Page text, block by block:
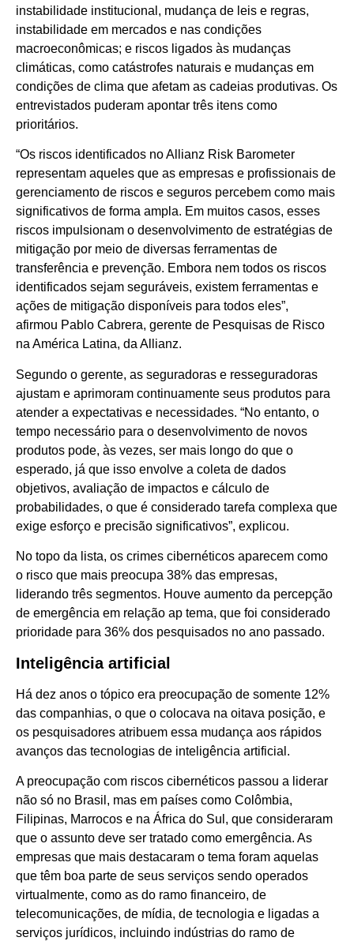
instabilidade institucional, mudança de leis e regras,
instabilidade em mercados e nas condições
macroeconômicas; e riscos ligados às mudanças
climáticas, como catástrofes naturais e mudanças em
condições de clima que afetam as cadeias produtivas. Os
entrevistados puderam apontar três itens como
prioritários.
“Os riscos identificados no Allianz Risk Barometer
representam aqueles que as empresas e profissionais de
gerenciamento de riscos e seguros percebem como mais
significativos de forma ampla. Em muitos casos, esses
riscos impulsionam o desenvolvimento de estratégias de
mitigação por meio de diversas ferramentas de
transferência e prevenção. Embora nem todos os riscos
identificados sejam seguráveis, existem ferramentas e
ações de mitigação disponíveis para todos eles”,
afirmou Pablo Cabrera, gerente de Pesquisas de Risco
na América Latina, da Allianz.
Segundo o gerente, as seguradoras e resseguradoras
ajustam e aprimoram continuamente seus produtos para
atender a expectativas e necessidades. “No entanto, o
tempo necessário para o desenvolvimento de novos
produtos pode, às vezes, ser mais longo do que o
esperado, já que isso envolve a coleta de dados
objetivos, avaliação de impactos e cálculo de
probabilidades, o que é considerado tarefa complexa que
exige esforço e precisão significativos”, explicou.
No topo da lista, os crimes cibernéticos aparecem como
o risco que mais preocupa 38% das empresas,
liderando três segmentos. Houve aumento da percepção
de emergência em relação ap tema, que foi considerado
prioridade para 36% dos pesquisados no ano passado.
Inteligência artificial
Há dez anos o tópico era preocupação de somente 12%
das companhias, o que o colocava na oitava posição, e
os pesquisadores atribuem essa mudança aos rápidos
avanços das tecnologias de inteligência artificial.
A preocupação com riscos cibernéticos passou a liderar
não só no Brasil, mas em países como Colômbia,
Filipinas, Marrocos e na África do Sul, que consideraram
que o assunto deve ser tratado como emergência. As
empresas que mais destacaram o tema foram aquelas
que têm boa parte de seus serviços sendo operados
virtualmente, como as do ramo financeiro, de
telecomunicações, de mídia, de tecnologia e ligadas a
serviços jurídicos, incluindo indústrias do ramo de